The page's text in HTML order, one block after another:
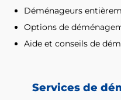
Déménageurs
Options de
Aide et conseils de
Services de